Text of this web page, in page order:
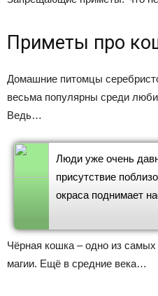
Приметы про
Домашние питомцы
весьма популярны среди
Ведь…
Люди уже очень
присутствие
окраса поднимает
Чёрная кошка – одно из
магии. Ещё в средние века…